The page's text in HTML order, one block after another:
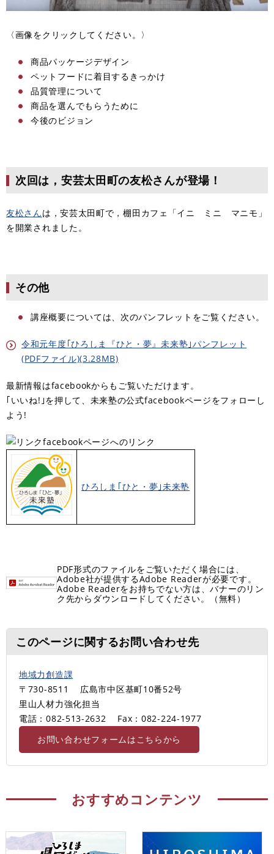
〈画像をクリックしてください。〉
商品パッケージデザイン
ペットフードに着目するきっかけ
品質管理について
商品を選んでもらうために
今後のビジョン
次回は，安芸太田町の友松さんが登場！
友松さんは，安芸太田町で，棚田カフェ「イニ ミニ マニモ」
を開業されました。
その他
講座概要については、次のパンフレットをご覧ください。
令和元年度｢ひろしま『ひと・夢』未来塾｣パンフレット
(PDFファイル)(3.28MB)
最新情報はfacebookからもご覧いただけます。
｢いいね!｣を押して、未来塾の公式facebookページをフォローし
よう!
facebookページへのリンク
ひろしま｢ひと・夢｣未来塾
PDF形式のファイルをご覧いただく場合には、
Adobe社が提供するAdobe Readerが必要です。
Adobe Readerをお持ちでない方は、バナーのリン
ク先からダウンロードしてください。（無料）
このページに関するお問い合わせ先
地域力創造課
〒730-8511
広島市中区基町10番52号
里山人材力強化担当
電話：082-513-2632
Fax：082-224-1977
お問い合わせフォームはこちらから
おすすめコンテンツ